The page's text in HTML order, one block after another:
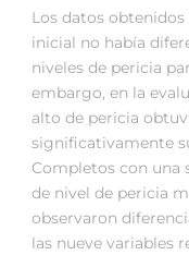
Los datos
inicial no había
niveles de pericia
embargo, en la
alto de pericia
significativamente
Completos con una
de nivel de pericia
observaron
las nueve variables